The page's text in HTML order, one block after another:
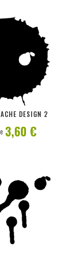
DESIGN 2
3,60 €